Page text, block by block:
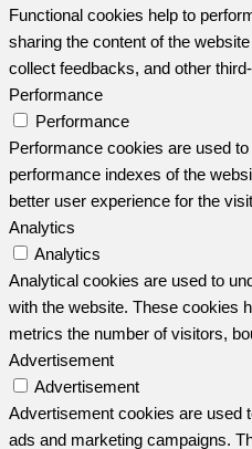
Functional cookies help to
sharing the content of the
collect feedbacks, and other
Performance
Performance
Performance cookies are used
performance indexes of the
better user experience for the
Analytics
Analytics
Analytical cookies are used to
with the website. These cookies
metrics the number of visitors,
Advertisement
Advertisement
Advertisement cookies are used
ads and marketing campaigns.